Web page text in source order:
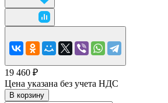
19 460 ₽
Цена указана без учета НДС
В корзину